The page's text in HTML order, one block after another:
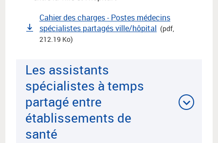
Cahier des charges - Postes médecins
spécialistes partagés ville/hôpital (pdf,
212.19 Ko)
Les assistants
spécialistes à temps
partagé entre
établissements de
santé